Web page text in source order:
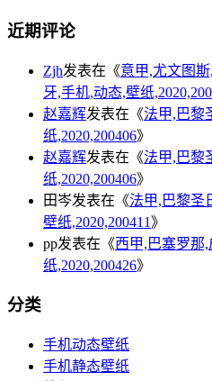
近期评论
Zjh发表在《意甲,尤文图
牙,手机,动态,壁纸
赵嘉辉发表在《法甲,巴黎
纸,2020,200406》
赵嘉辉发表在《法甲,巴黎
纸,2020,200406》
田岑发表在《法甲,巴黎圣
壁纸,2020,200411 》
pp发表在《西甲,巴塞罗那
纸,2020,200426》
分类
手机动态壁纸
手机静态壁纸